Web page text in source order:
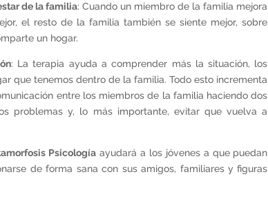
de la familia: Cuando un miembro de la familia mejora
el resto de la familia también se siente mejor, sobre
un hogar.
: La terapia ayuda a comprender más la situación, los
que tenemos dentro de la familia. Todo esto incrementa
entre los miembros de la familia haciendo dos
problemas y, lo más importante, evitar que vuelva a
Psicología ayudará a los jóvenes a que puedan
de forma sana con sus amigos, familiares y figuras